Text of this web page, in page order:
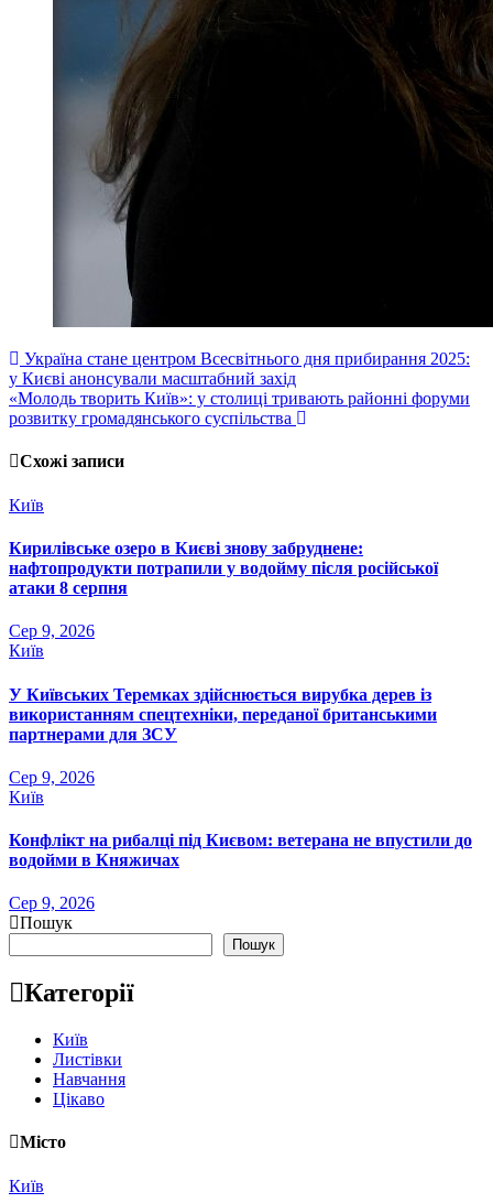
Навігація
записів
Україна стане центром Всесвітнього дня прибирання 2025:
у Києві анонсували масштабний захід
«Молодь творить Київ»: у столиці тривають районні форуми
розвитку громадянського суспільства
Схожі записи
Київ
Кирилівське озеро в Києві знову забруднене:
нафтопродукти потрапили у водойму після російської
атаки 8 серпня
Сер 9, 2026
Київ
У Київських Теремках здійснюється вирубка дерев із
використанням спецтехніки, переданої британськими
партнерами для ЗСУ
Сер 9, 2026
Київ
Конфлікт на рибалці під Києвом: ветерана не впустили до
водойми в Княжичах
Сер 9, 2026
Пошук
Пошук
Категорії
Київ
Листівки
Навчання
Цікаво
Місто
Київ